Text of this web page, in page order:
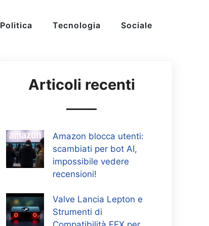
Politica Tecnologia Sociale
Articoli recenti
Amazon blocca utenti:
scambiati per bot AI,
impossibile vedere
recensioni!
Valve Lancia Lepton e
Strumenti di